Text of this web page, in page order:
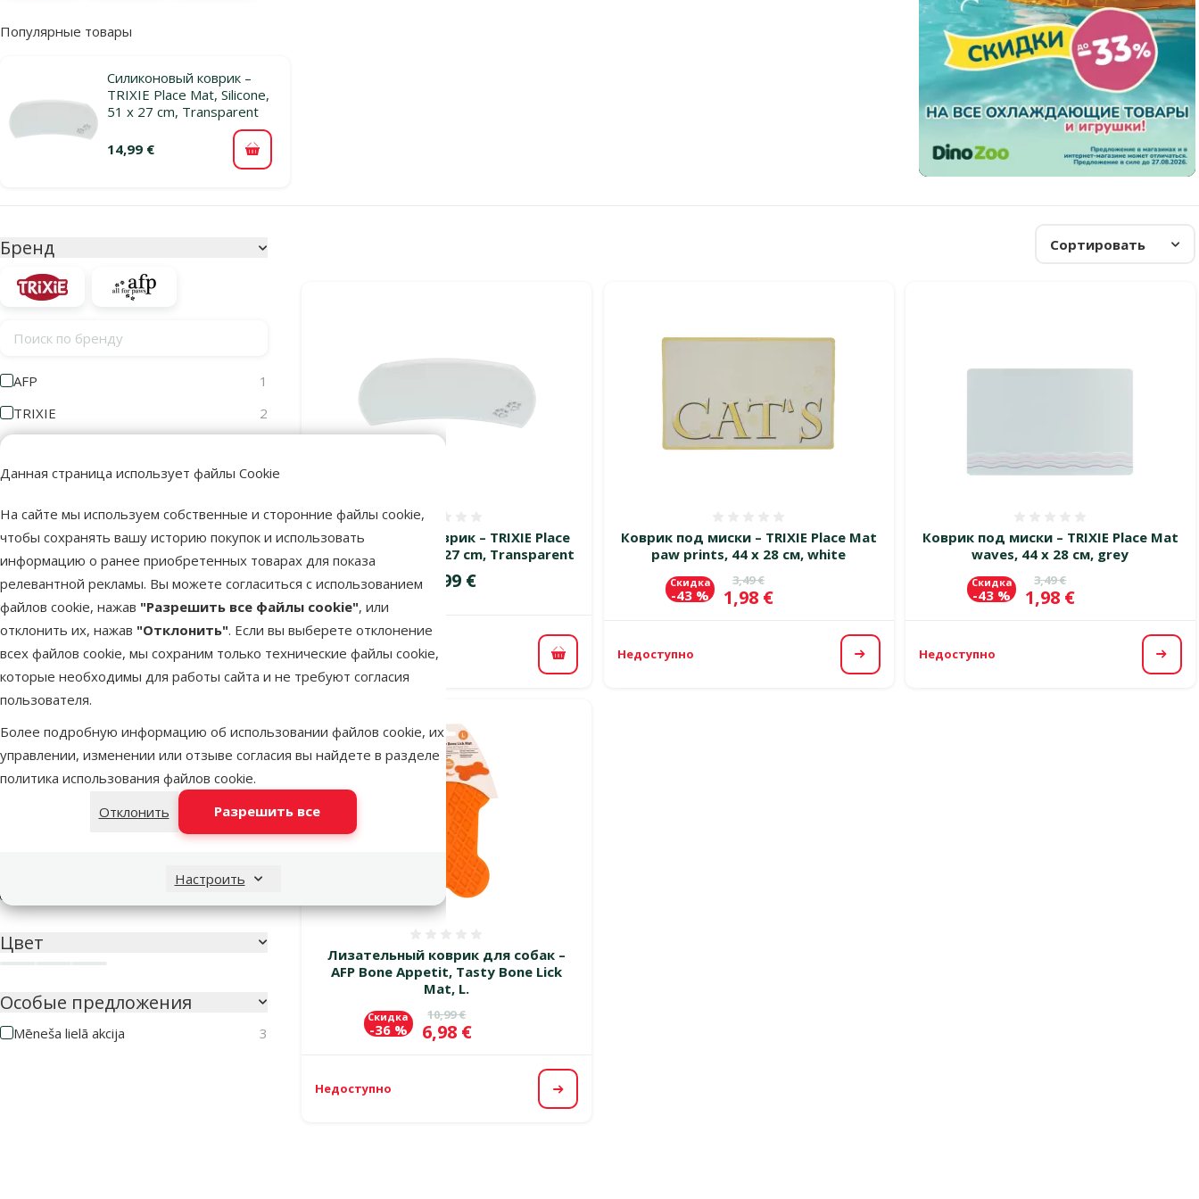
Данная страница использует файлы Cookie
На сайте мы используем собственные и сторонние файлы cookie,
чтобы сохранять вашу историю покупок и использовать
информацию о ранее приобретенных товарах для показа
релевантной рекламы. Вы можете согласиться с использованием
файлов cookie, нажав "Разрешить все файлы cookie", или
отклонить их, нажав "Отклонить". Если вы выберете отклонение
всех файлов cookie, мы сохраним только технические файлы cookie,
которые необходимы для работы сайта и не требуют согласия
пользователя.
Более подробную информацию об использовании файлов cookie, их
управлении, изменении или отзыве согласия вы найдете в разделе
политика использования файлов cookie.
Отклонить
Разрешить все
Настроить
Популярные товары
Силиконовый коврик –
TRIXIE Place Mat, Silicone,
51 x 27 cm, Transparent
14,99 € В корзину
Бренд
Поиск по бренду
AFP
1
TRIXIE
2
Оценка
Оценка 100%
0
Оценка 80%
0
Оценка 40%
0
Цвет
Особые предложения
Mēneša lielā akcija 3
Сортировать
Силиконовый коврик – TRIXIE Place
Mat, Silicone, 51 x 27 cm, Transparent
Цена
14,99 €
В наличии
В корзину
Коврик под миски – TRIXIE Place Mat
paw prints, 44 x 28 см, white
Исходная цена
3,49 €
Цена
1,98 €
Скидка
-43 %
Недоступно Посмотреть
Коврик под миски – TRIXIE Place Mat
waves, 44 x 28 см, grey
Исходная цена
3,49 €
Цена
1,98 €
Скидка
-43 %
Недоступно
Лизательный коврик для собак –
AFP Bone Appetit, Tasty Bone Lick
Mat, L.
Исходная цена
10,99 €
Цена
6,98 €
Скидка
-36 %
Недоступно Посмотреть